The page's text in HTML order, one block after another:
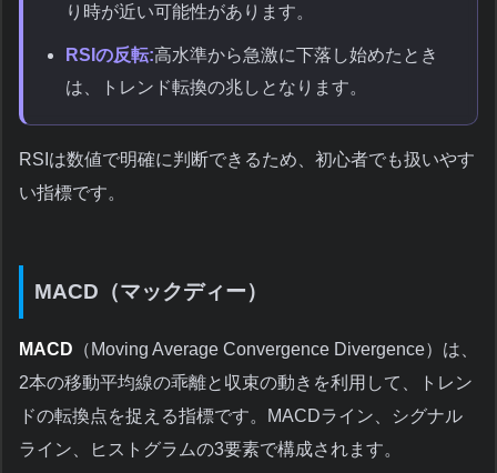
り時が近い可能性があります。
RSIの反転:高水準から急激に下落し始めたとき
は、トレンド転換の兆しとなります。
RSIは数値で明確に判断できるため、初心者でも扱いやす
い指標です。
MACD（マックディー）
MACD （Moving Average Convergence Divergence）は、
2本の移動平均線の乖離と収束の動きを利用して、トレン
ドの転換点を捉える指標です。MACDライン、シグナル
ライン、ヒストグラムの3要素で構成されます。